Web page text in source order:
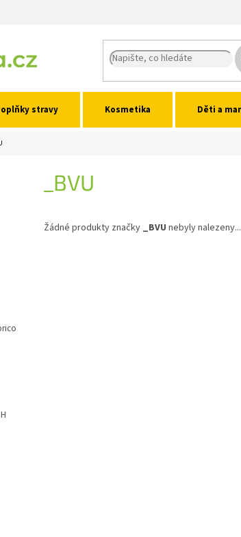
stravy Kosmetika Děti a
_BVU
Žádné produkty značky _BVU nebyly nalezeny...